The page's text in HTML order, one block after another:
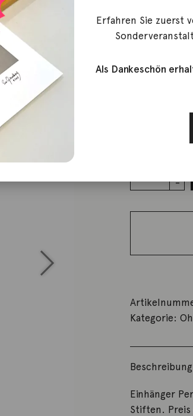
Christine Köppel
18mm
Einhänger
Kaviar
Kategorie:
Beschreibung
Einhänger
Stiften.
Erfahren Sie zuerst
Als Dankeschön